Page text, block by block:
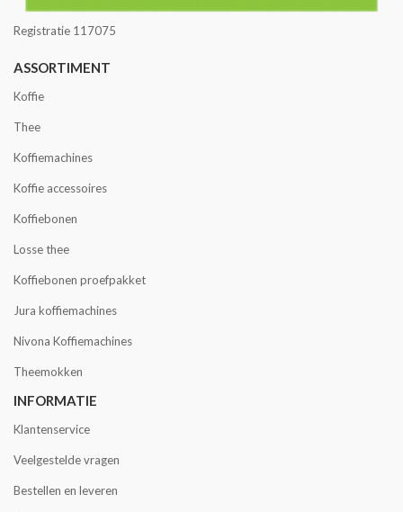
Registratie 117075
ASSORTIMENT
Koffie
Thee
Koffiemachines
Koffie accessoires
Koffiebonen
Losse thee
Koffiebonen proefpakket
Jura koffiemachines
Nivona Koffiemachines
Theemokken
INFORMATIE
Klantenservice
Veelgestelde vragen
Bestellen en leveren